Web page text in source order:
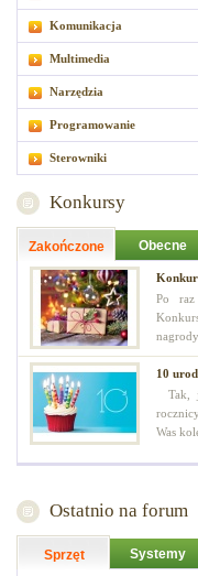
Komunikacja
Multimedia
Narzędzia
Programowanie
Sterowniki
Konkursy
Zakończone Obecne
Po raz
10
Tak,
Was
Ostatnio na forum
Sprzęt Systemy